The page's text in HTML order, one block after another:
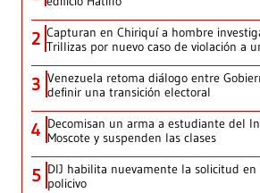
2 Capturan en Chiriquí a hombre
Trillizas por nuevo caso de violación a
3 Venezuela retoma diálogo entre
definir una transición electoral
4 Decomisan un arma a estudiante del
Moscote y suspenden las clases
5 DIJ habilita nuevamente la solicitud
policivo